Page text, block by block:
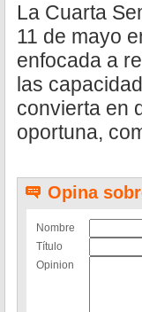
La Cuarta
11 de mayo
enfocada a
las
convierta en
oportuna,
Opina
Nombre
Título
Opinion